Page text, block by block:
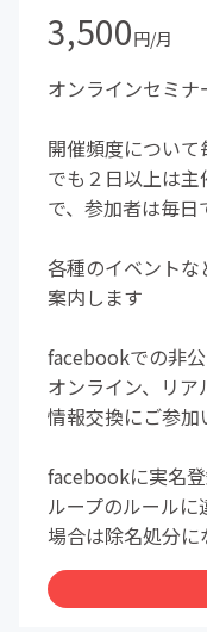
3,500円/月
オンラインセミナ
開催頻度につい
でも２日以上は
で、参加者は毎
各種のイベント
案内します
facebookでの非公
オンライン、リア
情報交換にご参加
facebookに実名
ループのルールに
場合は除名処分